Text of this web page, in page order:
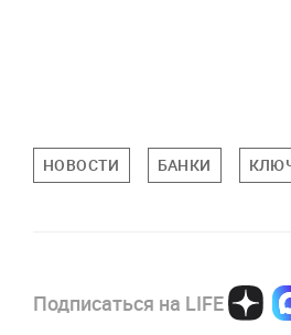
НОВОСТИ БАНКИ
Подписаться на LIFE